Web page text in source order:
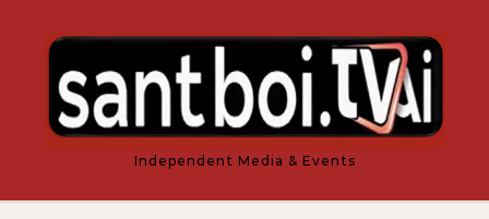
Independent Media & Events